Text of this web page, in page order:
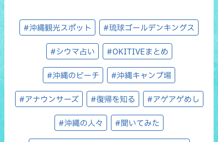
#沖縄観光スポット #琉球ゴールデンキングス
#シウマ占い #OKITIVEまとめ
#沖縄のビーチ #沖縄キャンプ場
#アナウンサーズ #復帰を知る #アゲアゲめし
#沖縄の人々 #聞いてみた